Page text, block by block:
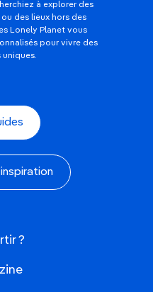
à explorer des
des lieux hors des
Lonely Planet vous
pour vivre des
uniques.
?